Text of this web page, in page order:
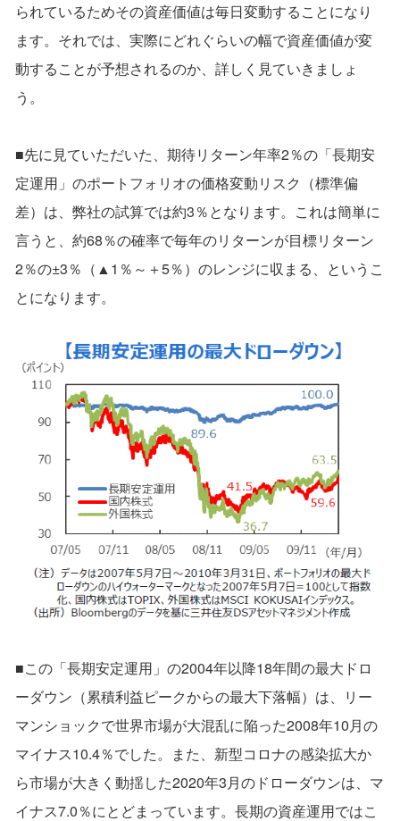
られているためその資産価値は毎日変動することになり
ます。それでは、実際にどれぐらいの幅で資産価値が変
動することが予想されるのか、詳しく見ていきましょ
う。
■先に見ていただいた、期待リターン年率2％の「長期安
定運用」のポートフォリオの価格変動リスク（標準偏
差）は、弊社の試算では約3％となります。これは簡単に
言うと、約68％の確率で毎年のリターンが目標リターン
2％の±3％（▲1％～＋5％）のレンジに収まる、というこ
とになります。
■この「長期安定運用」の2004年以降18年間の最大ドロ
ーダウン（累積利益ピークからの最大下落幅）は、リー
マンショックで世界市場が大混乱に陥った2008年10月の
マイナス10.4％でした。また、新型コロナの感染拡大か
ら市場が大きく動揺した2020年3月のドローダウンは、マ
イナス7.0％にとどまっています。長期の資産運用ではこ